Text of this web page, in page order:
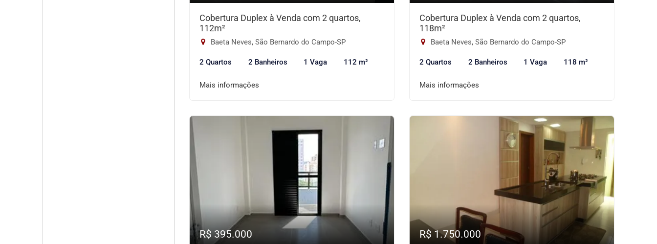
Cobertura Duplex à Venda com 2 quartos,
112m²
Baeta Neves, São Bernardo do Campo-SP
2 Quartos 2 Banheiros 1 Vaga 112 m²
Mais informações
Cobertura Duplex à Venda com 2 quartos,
118m²
Baeta Neves, São Bernardo do Campo-SP
2 Quartos 2 Banheiros 1 Vaga 118 m²
Mais informações
R$ 395.000 R$ 1.750.000